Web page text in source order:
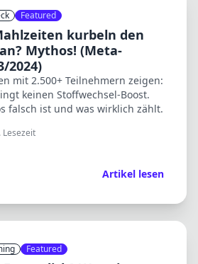
Featured
kurbeln den
Mythos! (Meta-
2024)
mit 2.500+ Teilnehmern zeigen:
keinen Stoffwechsel-Boost.
falsch ist und was wirklich zählt.
Lesezeit
Artikel lesen
Featured